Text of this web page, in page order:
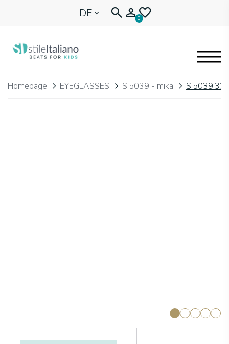
DE 0
EYEGLASSES
Homepage EYEGLASSES SI5039 - mika